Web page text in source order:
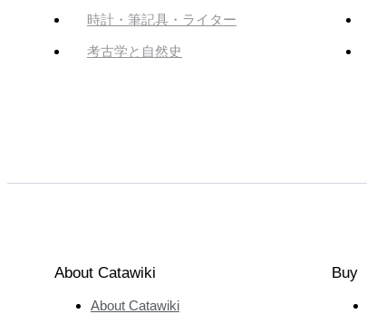
時計・筆記具・ライター
考古学と自然史
About Catawiki
About Catawiki
Buy